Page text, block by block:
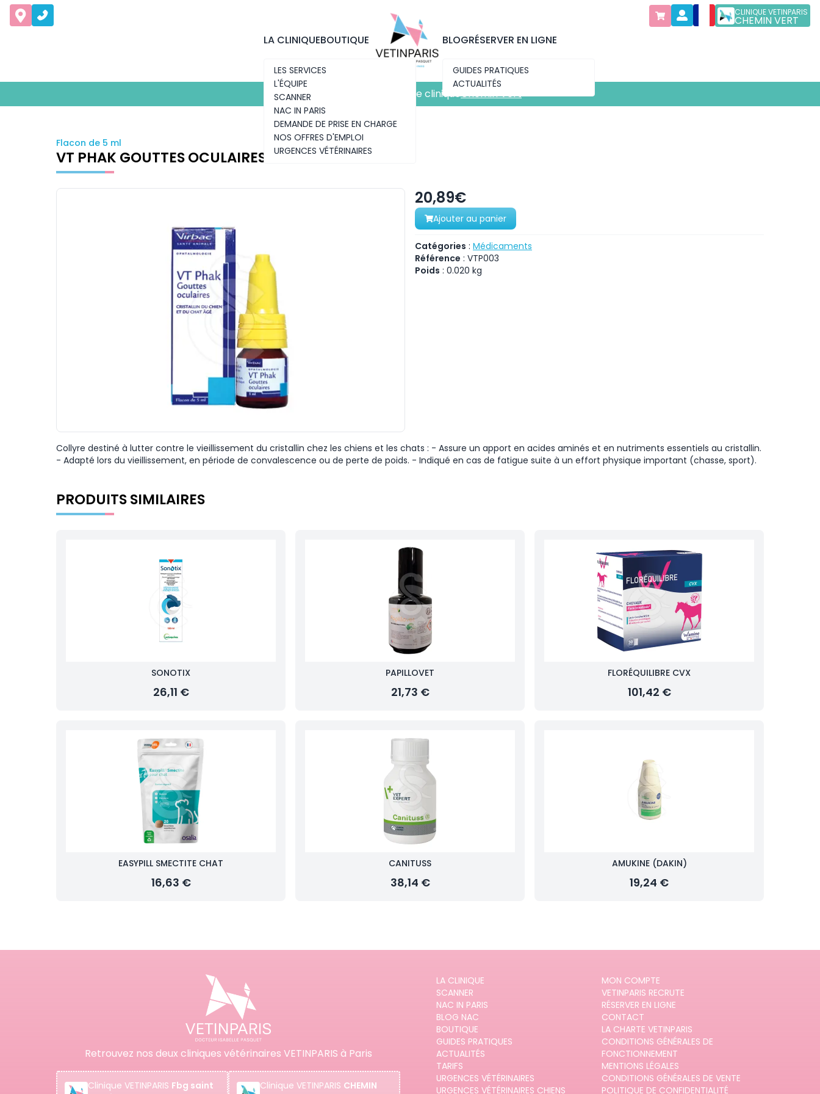
CLINIQUE VETINPARIS
CHEMIN VERT
LA CLINIQUE
LES SERVICES
L'ÉQUIPE
SCANNER
NAC IN PARIS
DEMANDE DE PRISE EN CHARGE
NOS OFFRES D'EMPLOI
URGENCES VÉTÉRINAIRES
BOUTIQUE BLOG
GUIDES PRATIQUES
ACTUALITÉS
RÉSERVER EN LIGNE
Découvrez notre nouvelle cliniqueChemin Vert
Découvrez notre nouvelle clinique
Flacon de 5 ml
VT PHAK GOUTTES OCULAIRES
20,89€
Ajouter au panier
Catégories : Médicaments
Référence : VTP003
Poids : 0.020 kg
Collyre destiné à lutter contre le vieillissement du cristallin chez les chiens et les chats : - Assure un apport en acides aminés et en nutriments essentiels au cristallin.
- Adapté lors du vieillissement, en période de convalescence ou de perte de poids. - Indiqué en cas de fatigue suite à un effort physique important (chasse, sport).
PRODUITS SIMILAIRES
SONOTIX
26,11 €
PAPILLOVET
21,73 €
FLORÉQUILIBRE CVX
101,42 €
EASYPILL SMECTITE CHAT
16,63 €
CANITUSS
38,14 €
AMUKINE (DAKIN)
19,24 €
Retrouvez nos deux cliniques vétérinaires VETINPARIS à Paris
Clinique VETINPARIS Fbg saint
Clinique VETINPARIS CHEMIN
LA CLINIQUE
SCANNER
NAC IN PARIS
BLOG NAC
BOUTIQUE
GUIDES PRATIQUES
ACTUALITÉS
TARIFS
URGENCES VÉTÉRINAIRES
URGENCES VÉTÉRINAIRES CHIENS
MON COMPTE
VETINPARIS RECRUTE
RÉSERVER EN LIGNE
CONTACT
LA CHARTE VETINPARIS
CONDITIONS GÉNÉRALES DE
FONCTIONNEMENT
MENTIONS LÉGALES
CONDITIONS GÉNÉRALES DE VENTE
POLITIQUE DE CONFIDENTIALITÉ